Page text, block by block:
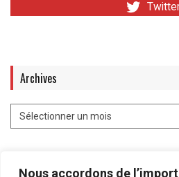
Nous accordons de
Archives